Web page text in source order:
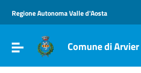
Vai al menu di navigazione
Vai al footer
Regione Autonoma Valle d'Aosta
Attiva / disattiva la navigazione
Comune di Arvier